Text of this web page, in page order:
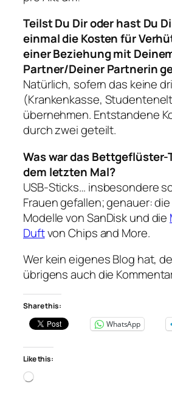
Teilst Du Dir oder hast Du
einmal die Kosten für
einer Beziehung mit
Partner/Deiner Partnerin
Natürlich, sofern das keine
(Krankenkasse,
übernehmen. Entstandene
durch zwei geteilt.
Was war das Bettgeflüster-
dem letzten Mal?
USB-Sticks… insbesondere
Frauen gefallen; genauer:
Modelle von SanDisk und die
Duftvon Chips and More.
Wer kein eigenes Blog hat,
übrigens auch die
Share this:
WhatsApp
Like this:
Loading…